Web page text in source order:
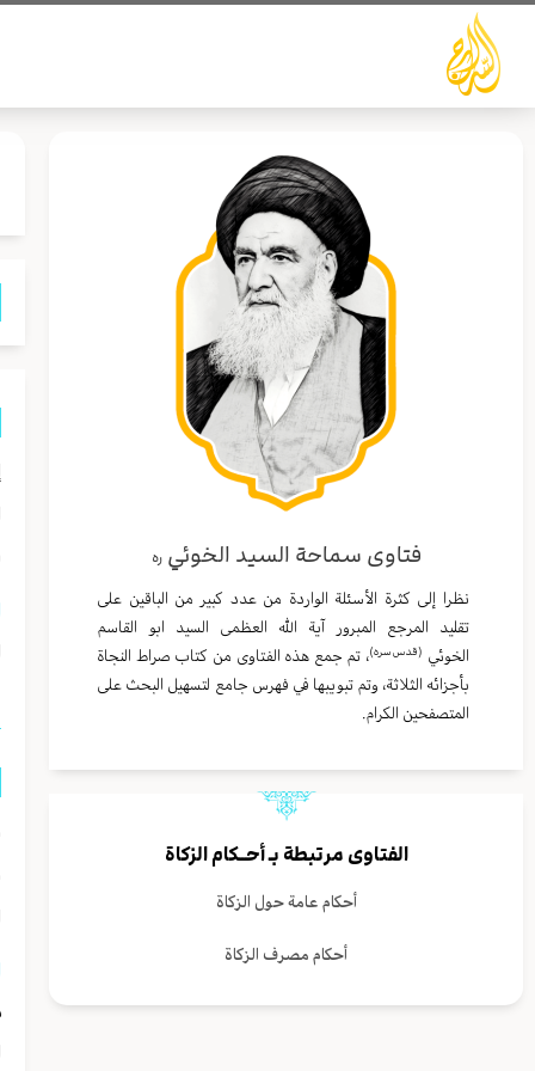
تخطي
المحتوى
فتاوى سماحة السيد الخوئيره
نظرا إلى كثرة الأسئلة الواردة من عدد كبير من الباقين على
تقليد المرجع المبرور آية الله العظمى السيد ابو القاسم
الخوئي (قدس سره)، تم جمع هذه الفتاوى من كتاب صراط النجاة
بأجزائه الثلاثة، وتم تبويبها في فهرس جامع لتسهيل البحث على
المتصفحين الكرام.
الفتاوى مرتبطة بـأحــكام الزكاة
أحكام عامة حول الزكاة
أحكام مصرف الزكاة